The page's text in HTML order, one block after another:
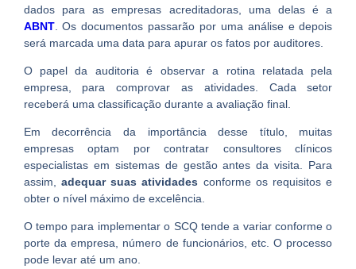
dados para as empresas acreditadoras, uma delas é a
ABNT. Os documentos passarão por uma análise e depois
será marcada uma data para apurar os fatos por auditores.
O papel da auditoria é observar a rotina relatada pela
empresa, para comprovar as atividades. Cada setor
receberá uma classificação durante a avaliação final.
Em decorrência da importância desse título, muitas
empresas optam por contratar consultores clínicos
especialistas em sistemas de gestão antes da visita. Para
assim, adequar suas atividades conforme os requisitos e
obter o nível máximo de excelência.
O tempo para implementar o SCQ tende a variar conforme o
porte da empresa, número de funcionários, etc. O processo
pode levar até um ano.